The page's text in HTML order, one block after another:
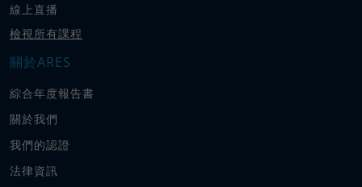
線上直播
檢視所有課程
關於ARES
綜合年度報告書
關於我們
我們的認證
法律資訊